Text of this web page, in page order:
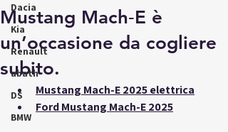
Dacia
Kia
Renault
abath
DS
BMW
Mustang Mach‑E è
un’occasione da cogliere
subito.
Mustang Mach-E 2025 elettrica
Ford Mustang Mach-E 2025